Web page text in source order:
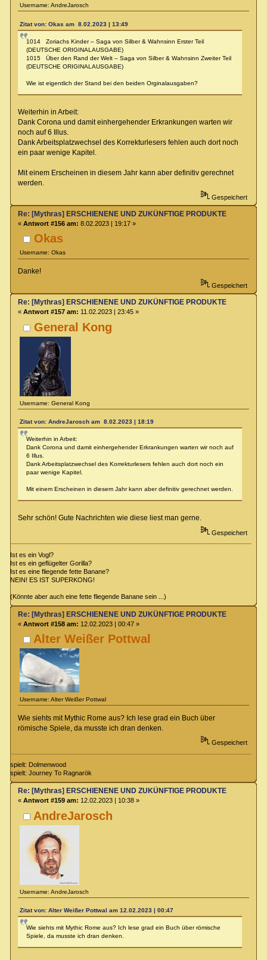
Username: AndreJarosch
Zitat von: Okas am 8.02.2023 | 13:49
1014 Zoriachs Kinder – Saga von Silber & Wahnsinn Erster Teil
(DEUTSCHE ORIGINALAUSGABE)
1015 Über den Rand der Welt – Saga von Silber & Wahnsinn Zweiter Teil
(DEUTSCHE ORIGINALAUSGABE)
Wie ist eigentlich der Stand bei den beiden Orginalausgaben?
Weiterhin in Arbeit:
Dank Corona und damit einhergehender Erkrankungen warten wir
noch auf 6 Illus.
Dank Arbeitsplatzwechsel des Korrekturlesers fehlen auch dort noch
ein paar wenige Kapitel.
Mit einem Erscheinen in diesem Jahr kann aber definitiv gerechnet
werden.
Gespeichert
Okas
Username: Okas
Re: [Mythras] ERSCHIENENE UND ZUKÜNFTIGE PRODUKTE
« Antwort #156 am: 8.02.2023 | 19:17 »
Danke!
Gespeichert
General Kong
Username: General Kong
Re: [Mythras] ERSCHIENENE UND ZUKÜNFTIGE PRODUKTE
« Antwort #157 am: 11.02.2023 | 23:45 »
Zitat von: AndreJarosch am 8.02.2023 | 18:19
Weiterhin in Arbeit:
Dank Corona und damit einhergehender Erkrankungen warten wir noch auf
6 Illus.
Dank Arbeitsplatzwechsel des Korrekturlesers fehlen auch dort noch ein
paar wenige Kapitel.
Mit einem Erscheinen in diesem Jahr kann aber definitiv gerechnet werden.
Sehr schön! Gute Nachrichten wie diese liest man gerne.
Gespeichert
Ist es ein Vogl?
Ist es ein geflügelter Gorilla?
Ist es eine fliegende fette Banane?
NEIN! ES IST SUPERKONG!
(Könnte aber auch eine fette fliegende Banane sein ...)
Alter Weißer Pottwal
Username: Alter Weißer Pottwal
Re: [Mythras] ERSCHIENENE UND ZUKÜNFTIGE PRODUKTE
« Antwort #158 am: 12.02.2023 | 00:47 »
Wie siehts mit Mythic Rome aus? Ich lese grad ein Buch über
römische Spiele, da musste ich dran denken.
Gespeichert
spielt: Dolmenwood
spielt: Journey To Ragnarök
AndreJarosch
Username: AndreJarosch
Re: [Mythras] ERSCHIENENE UND ZUKÜNFTIGE PRODUKTE
« Antwort #159 am: 12.02.2023 | 10:38 »
Zitat von: Alter Weißer Pottwal am 12.02.2023 | 00:47
Wie siehts mit Mythic Rome aus? Ich lese grad ein Buch über römische
Spiele, da musste ich dran denken.